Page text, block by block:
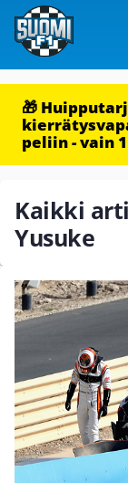
🎁
peliin - vain
Kaikki
Yusuke